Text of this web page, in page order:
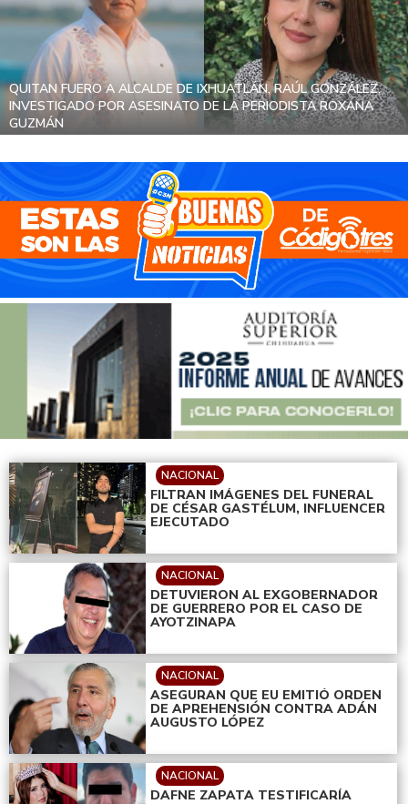
QUITAN FUERO A ALCALDE DE IXHUATLÁN, RAÚL GONZÁLEZ,
INVESTIGADO POR ASESINATO DE LA PERIODISTA ROXANA
GUZMÁN
NACIONAL
FILTRAN IMÁGENES DEL FUNERAL
DE CÉSAR GASTÉLUM, INFLUENCER
EJECUTADO
NACIONAL
DETUVIERON AL EXGOBERNADOR
DE GUERRERO POR EL CASO DE
AYOTZINAPA
NACIONAL
ASEGURAN QUE EU EMITIÓ ORDEN
DE APREHENSIÓN CONTRA ADÁN
AUGUSTO LÓPEZ
NACIONAL
DAFNE ZAPATA TESTIFICARÍA